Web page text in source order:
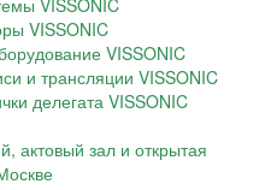
VISSONIC
VISSONIC
VISSONIC
и трансляции VISSONIC
делегата VISSONIC
актовый зал и открытая